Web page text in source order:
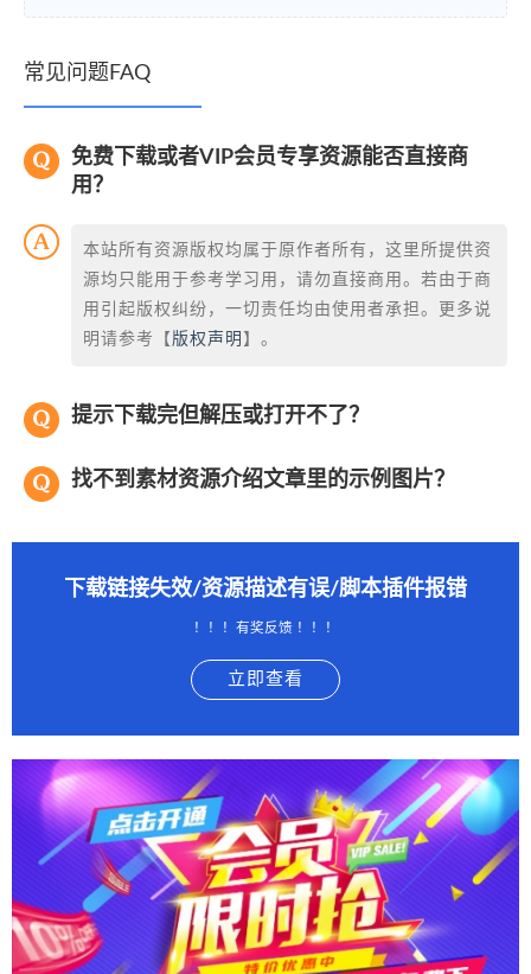
常见问题FAQ
免费下载或者VIP会员专享资源能否直接商
用？
本站所有资源版权均属于原作者所有，这里所提供资
源均只能用于参考学习用，请勿直接商用。若由于商
用引起版权纠纷，一切责任均由使用者承担。更多说
明请参考【 版权声明 】。
提示下载完但解压或打开不了？
找不到素材资源介绍文章里的示例图片？
下载链接失效/资源描述有误/脚本插件报错
！！！有奖反馈 ！！！
立即查看